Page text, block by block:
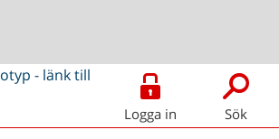
Logga in Sök